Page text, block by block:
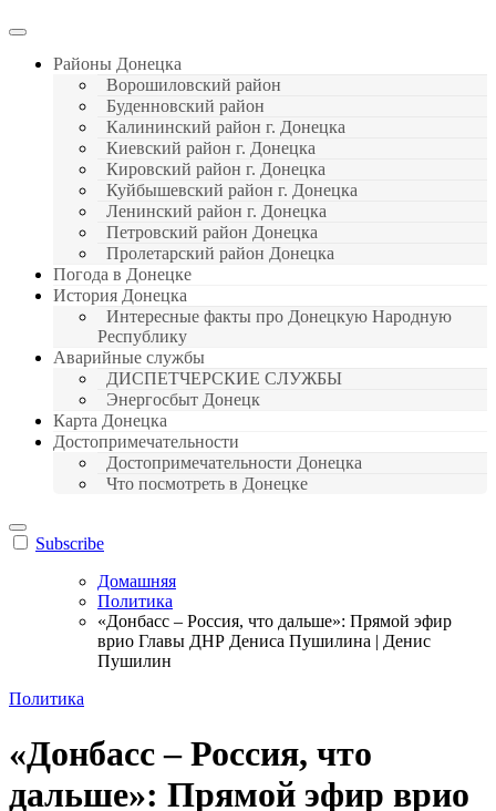
Районы Донецка
Ворошиловский район
Буденновский район
Калининский район г. Донецка
Киевский район г. Донецка
Кировский район г. Донецка
Куйбышевский район г. Донецка
Ленинский район г. Донецка
Петровский район Донецка
Пролетарский район Донецка
Погода в Донецке
История Донецка
Интересные факты про Донецкую Народную
Республику
Аварийные службы
ДИСПЕТЧЕРСКИЕ СЛУЖБЫ
Энергосбыт Донецк
Карта Донецка
Достопримечательности
Достопримечательности Донецка
Что посмотреть в Донецке
Subscribe
Домашняя
Политика
«Донбасс – Россия, что дальше»: Прямой эфир
врио Главы ДНР Дениса Пушилина | Денис
Пушилин
Политика
«Донбасс – Россия, что
дальше»: Прямой эфир врио